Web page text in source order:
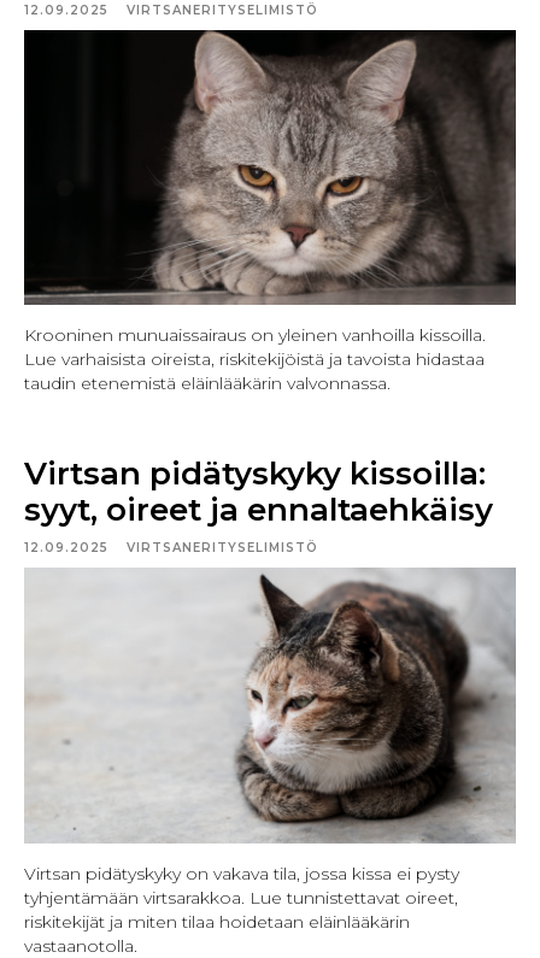
12.09.2025 VIRTSANERITYSELIMISTÖ
Krooninen munuaissairaus on yleinen vanhoilla kissoilla.
Lue varhaisista oireista, riskitekijöistä ja tavoista hidastaa
taudin etenemistä eläinlääkärin valvonnassa.
Virtsan pidätyskyky kissoilla:
syyt, oireet ja ennaltaehkäisy
12.09.2025 VIRTSANERITYSELIMISTÖ
Virtsan pidätyskyky on vakava tila, jossa kissa ei pysty
tyhjentämään virtsarakkoa. Lue tunnistettavat oireet,
riskitekijät ja miten tilaa hoidetaan eläinlääkärin
vastaanotolla.